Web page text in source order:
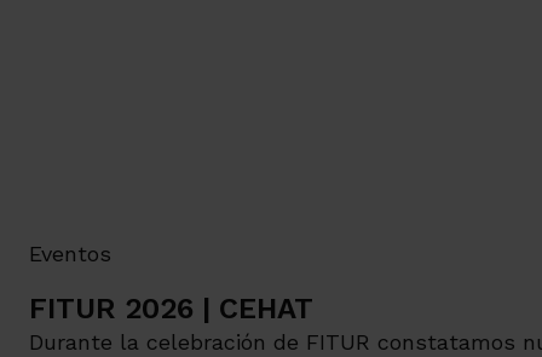
Eventos
FITUR 2026 | CEHAT
Durante la celebración de FITUR constatamos